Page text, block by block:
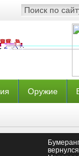
Оружие